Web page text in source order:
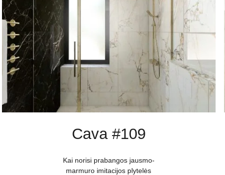
Cava #109
Kai norisi prabangos jausmo-
marmuro imitacijos plytelės